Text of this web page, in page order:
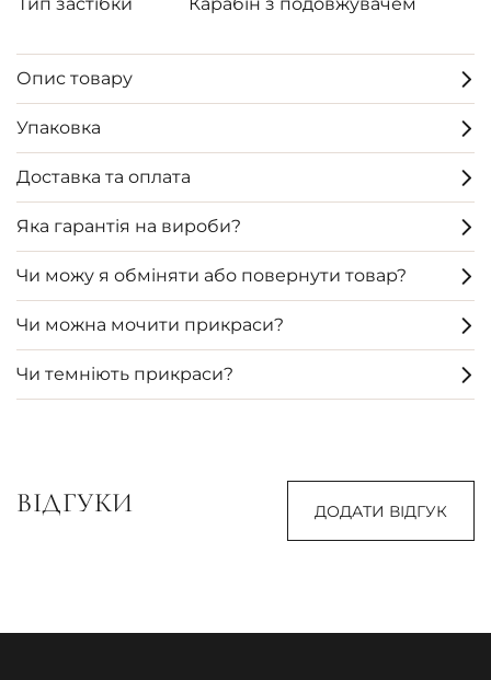
Опис товару
Упаковка
Доставка та оплата
Яка гарантія на вироби?
Чи можу я обміняти або повернути товар?
Чи можна мочити прикраси?
Чи темніють прикраси?
ВІДГУКИ ДОДАТИ ВІДГУК